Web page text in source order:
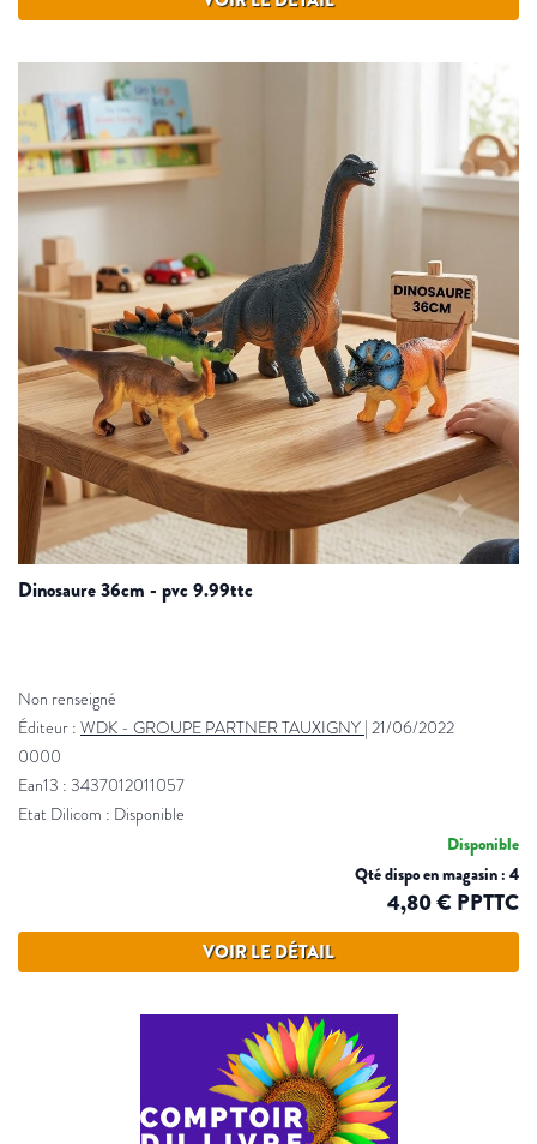
dinosaure 36cm - pvc 9.99ttc
Non renseigné
Éditeur : WDK - GROUPE PARTNER TAUXIGNY | 21/06/2022
0000
Ean13 : 3437012011057
Etat Dilicom : Disponible
Disponible
Qté dispo en magasin : 4
4,80 € PPTTC
VOIR LE DÉTAIL